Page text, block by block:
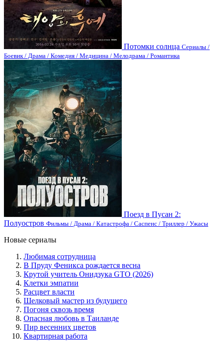
Потомки солнца Сериалы /
Боевик / Драма / Комедия / Медицина / Мелодрама / Романтика
Поезд в Пусан 2:
Полуостров Фильмы / Драма / Катастрофа / Саспенс / Триллер / Ужасы
Новые сериалы
Любимая сотрудница
В Пруду Феникса рождается весна
Крутой учитель Онидзука GTO (2026)
Клетки эмпатии
Расцвет власти
Шелковый мастер из будущего
Погоня сквозь время
Опасная любовь в Таиланде
Пир весенних цветов
Квартирная работа